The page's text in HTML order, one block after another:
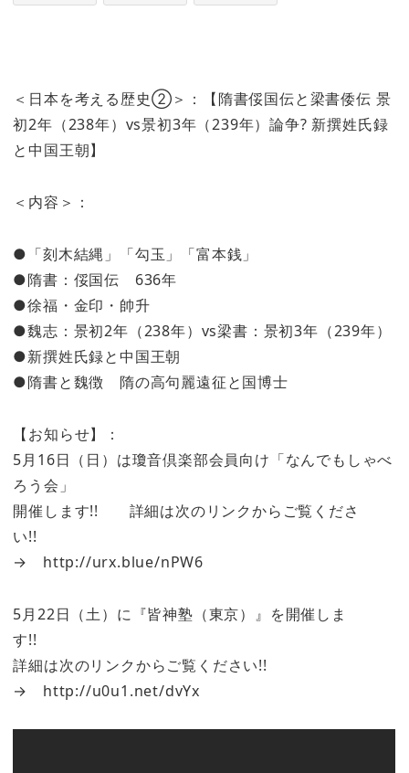
＜日本を考える歴史➁＞：【隋書俀国伝と梁書倭伝 景
初2年（238年）vs景初3年（239年）論争? 新撰姓氏録
と中国王朝】
＜内容＞：
●「刻木結縄」「勾玉」「富本銭」
●隋書：俀国伝 636年
●徐福・金印・帥升
●魏志：景初2年（238年）vs梁書：景初3年（239年）
●新撰姓氏録と中国王朝
●隋書と魏徴 隋の高句麗遠征と国博士
【お知らせ】：
5月16日（日）は瓊音倶楽部会員向け「なんでもしゃべ
ろう会」
開催します!! 詳細は次のリンクからご覧くださ
い!!
→ http://urx.blue/nPW6
5月22日（土）に『皆神塾（東京）』を開催しま
す!!
詳細は次のリンクからご覧ください!!
→ http://u0u1.net/dvYx